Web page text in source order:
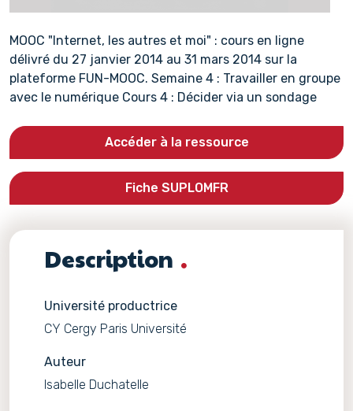
MOOC "Internet, les autres et moi" : cours en ligne
délivré du 27 janvier 2014 au 31 mars 2014 sur la
plateforme FUN-MOOC. Semaine 4 : Travailler en groupe
avec le numérique Cours 4 : Décider via un sondage
Accéder à la ressource
Fiche SUPLOMFR
Description
Université productrice
CY Cergy Paris Université
Auteur
Isabelle Duchatelle